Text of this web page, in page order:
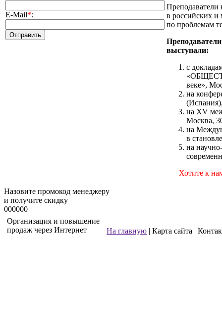
E-Mail*:
Преподаватели
в российских и
по проблемам
выступали:
с
веке»,
на
на XV
Москва,
на
в
на
Хотите к
Назовите промокод менеджеру
и получите скидку
000000
Организация и повышение
продаж через Интернет
На главную | Карта сайта |